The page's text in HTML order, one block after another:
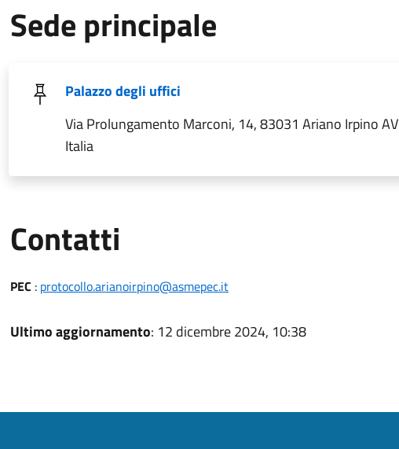
Sede principale
Palazzo degli uffici
Via Prolungamento Marconi, 14, 83031 Ariano Irpino AV
Italia
Contatti
PEC : protocollo.arianoirpino@asmepec.it
Ultimo aggiornamento: 12 dicembre 2024, 10:38